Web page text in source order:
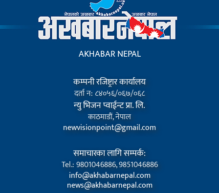
AKHABAR NEPAL
कम्पनी रजिष्ट्रार कार्यालय
दर्ता न: ८४०५६/०६७/०६८
न्यु भिजन प्वाईन्ट प्रा. लि.
काठमाडौं, नेपाल
newvisionpoint@gmail.com
समाचारका लागि सम्पर्क:
Tel.: 9801046886, 9851046886
info@akhabarnepal.com
news@akhabarnepal.com